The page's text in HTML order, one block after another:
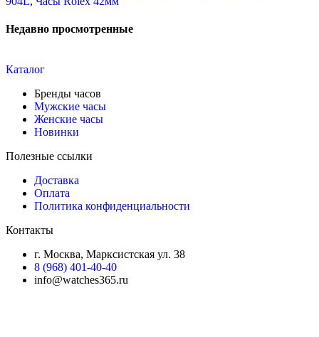
Недавно просмотренные
Каталог
Бренды часов
Мужские часы
Женские часы
Новинки
Полезные ссылки
Доставка
Оплата
Политика конфиденциальности
Контакты
г. Москва, Марксистская ул. 38
8 (968) 401-40-40
info@watches365.ru